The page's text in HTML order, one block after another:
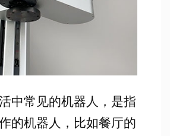
中常见的机器人，是指
的机器人，比如餐厅的